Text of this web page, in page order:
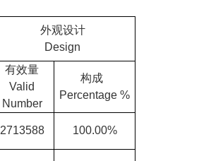
外观设计
Design
有效量
Valid
Number
构成
Percentage %
2713588 100.00%